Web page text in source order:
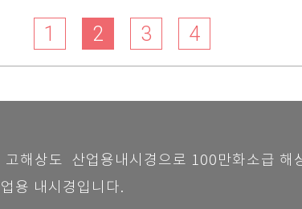
1 2 3 4
해상도 산업용내시경으로 100만화소급 해
용 내시경입니다.